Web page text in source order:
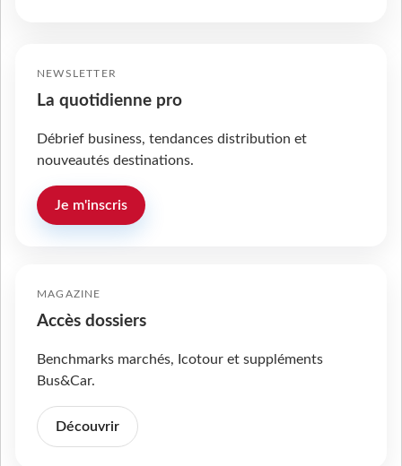
NEWSLETTER
La quotidienne pro
Débrief business, tendances distribution et
nouveautés destinations.
Je m'inscris
MAGAZINE
Accès dossiers
Benchmarks marchés, Icotour et suppléments
Bus&Car.
Découvrir